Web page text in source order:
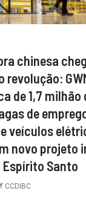
chinesa
revolução:
de 1,7 milhão
de
veículos
novo projeto
Espírito Santo
CCDIBC